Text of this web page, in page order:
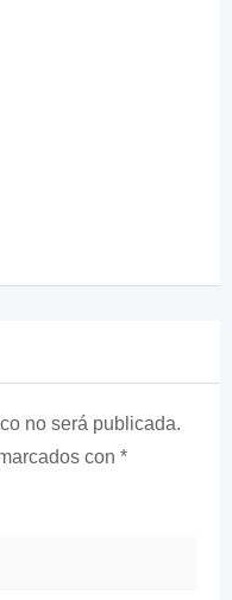
no será publicada.
con *